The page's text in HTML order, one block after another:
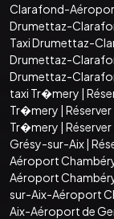
Clarafond-
Drumettaz-
Taxi Drumettaz-
Drumettaz-
Drumettaz-
taxi Tr�mery |
Tr�mery |
Tr�mery |
Grésy-sur-Aix|
Aéroport
Aéroport
sur-Aix-Aéroport
Aix-Aéroport de